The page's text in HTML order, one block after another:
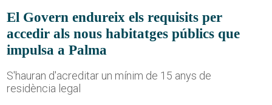
El Govern endureix els requisits per
accedir als nous habitatges públics que
impulsa a Palma
S'hauran d'acreditar un mínim de 15 anys de
residència legal